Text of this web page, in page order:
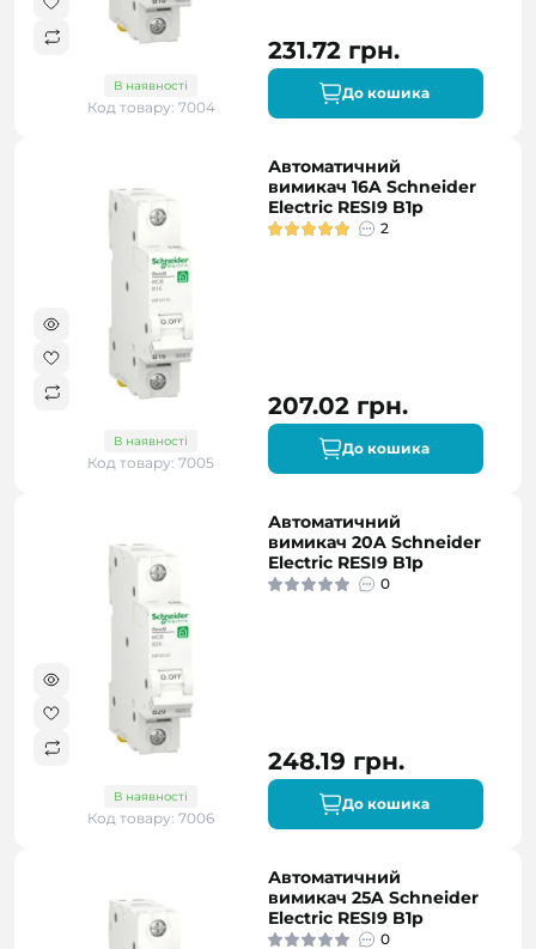
В наявності
Код товару: 7004
231.72 грн.
До кошика
В наявності
Код товару: 7005
Автоматичний
вимикач 16A Schneider
Electric RESI9 B1р
2
207.02 грн.
До кошика
В наявності
Код товару: 7006
Автоматичний
вимикач 20A Schneider
Electric RESI9 B1р
0
248.19 грн.
До кошика
Автоматичний
вимикач 25A Schneider
Electric RESI9 B1р
0